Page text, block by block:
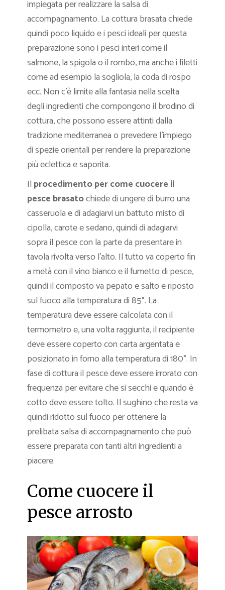
impiegata per realizzare la salsa di
accompagnamento. La cottura brasata chiede
quindi poco liquido e i pesci ideali per questa
preparazione sono i pesci interi come il
salmone, la spigola o il rombo, ma anche i filetti
come ad esempio la sogliola, la coda di rospo
ecc. Non c’è limite alla fantasia nella scelta
degli ingredienti che compongono il brodino di
cottura, che possono essere attinti dalla
tradizione mediterranea o prevedere l’impiego
di spezie orientali per rendere la preparazione
più eclettica e saporita.
Il procedimento per come cuocere il
pesce brasatochiede di ungere di burro una
casseruola e di adagiarvi un battuto misto di
cipolla, carote e sedano, quindi di adagiarvi
sopra il pesce con la parte da presentare in
tavola rivolta verso l’alto. Il tutto va coperto fin
a metà con il vino bianco e il fumetto di pesce,
quindi il composto va pepato e salto e riposto
sul fuoco alla temperatura di 85°. La
temperatura deve essere calcolata con il
termometro e, una volta raggiunta, il recipiente
deve essere coperto con carta argentata e
posizionato in forno alla temperatura di 180°. In
fase di cottura il pesce deve essere irrorato con
frequenza per evitare che si secchi e quando è
cotto deve essere tolto. Il sughino che resta va
quindi ridotto sul fuoco per ottenere la
prelibata salsa di accompagnamento che può
essere preparata con tanti altri ingredienti a
piacere.
Come cuocere il
pesce arrosto